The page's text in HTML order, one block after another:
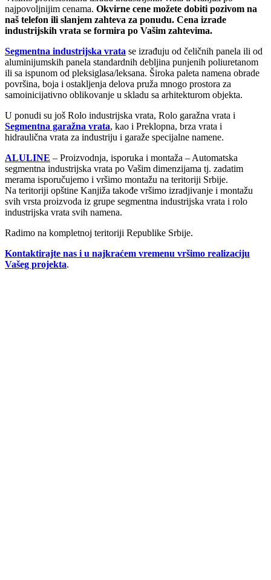
najpovoljnijim cenama. Okvirne cene možete dobiti pozivom na
naš telefon ili slanjem zahteva za ponudu. Cena izrade
industrijskih vrata se formira po Vašim zahtevima.
Segmentna industrijska vrata se izrađuju od čeličnih panela ili od
aluminijumskih panela standardnih debljina punjenih poliuretanom
ili sa ispunom od pleksiglasa/leksana. Široka paleta namena obrade
površina, boja i ostakljenja delova pruža mnogo prostora za
samoinicijativno oblikovanje u skladu sa arhitekturom objekta.
U ponudi su još Rolo industrijska vrata, Rolo garažna vrata i
Segmentna garažna vrata, kao i Preklopna, brza vrata i
hidraulična vrata za industriju i garaže specijalne namene.
ALULINE – Proizvodnja, isporuka i montaža – Automatska
segmentna industrijska vrata po Vašim dimenzijama tj. zadatim
merama isporučujemo i vršimo montažu na teritoriji Srbije.
Na teritoriji opštine Kanjiža takođe vršimo izradjivanje i montažu
svih vrsta proizvoda iz grupe segmentna industrijska vrata i rolo
industrijska vrata svih namena.
Radimo na kompletnoj teritoriji Republike Srbije.
Kontaktirajte nas i u najkraćem vremenu vršimo realizaciju
Vašeg projekta.